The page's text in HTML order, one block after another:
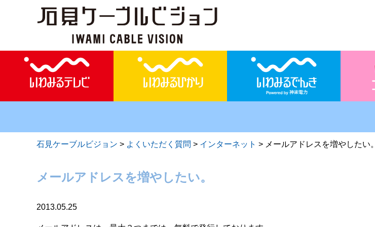
石見ケーブルビジョン > よくいただく質問 > インターネット > メールアドレスを増やしたい。
メールアドレスを増やしたい。
2013.05.25